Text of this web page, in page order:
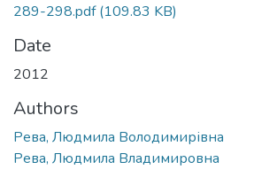
289-298.pdf(109.83 KB)
Date
2012
Authors
Рева, Людмила Володимирівна
Рева, Людмила Владимировна